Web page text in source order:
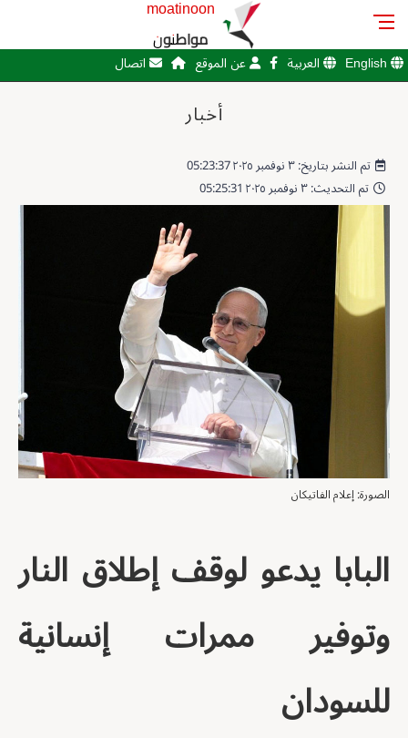
moatinoon
مواطنون
English العربية عن الموقع اتصال
أخبار
تم النشر بتاريخ: ٣ نوفمبر ٢٠٢٥ 05:23:37
تم التحديث: ٣ نوفمبر ٢٠٢٥ 05:25:31
الصورة: إعلام الفاتيكان
البابا يدعو لوقف إطلاق النار
وتوفير ممرات إنسانية
للسودان